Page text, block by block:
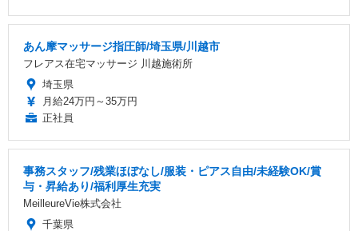
あん摩マッサージ指圧師/埼玉県/川越市
フレアス在宅マッサージ 川越施術所
埼玉県
月給24万円～35万円
正社員
事務スタッフ/残業ほぼなし/服装・ピアス自由/未経験OK/賞
与・昇給あり/福利厚生充実
MeilleureVie株式会社
千葉県